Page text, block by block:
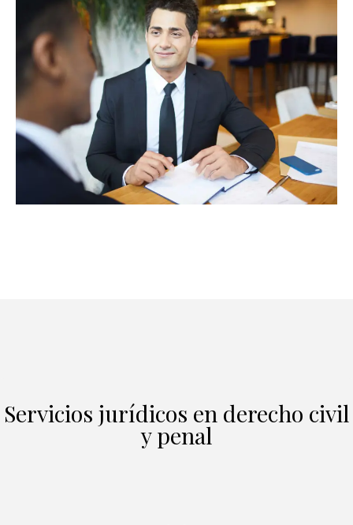
Servicios jurídicos en derecho civil
y penal